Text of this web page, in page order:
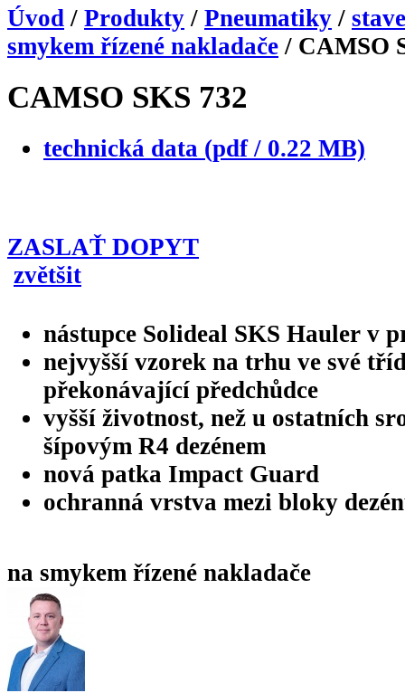
Úvod / Produkty / Pneumatiky /
smykem řízené nakladače / CAMSO
CAMSO SKS 732
technická data (pdf / 0.22 MB)
ZASLAŤ DOPYT
zvětšit
nástupce Solideal SKS Hauler v
nejvyšší vzorek na trhu ve své
překonávající předchůdce
vyšší životnost, než u ostatních
šípovým R4 dezénem
nová patka Impact Guard
ochranná vrstva mezi bloky
na smykem řízené nakladače